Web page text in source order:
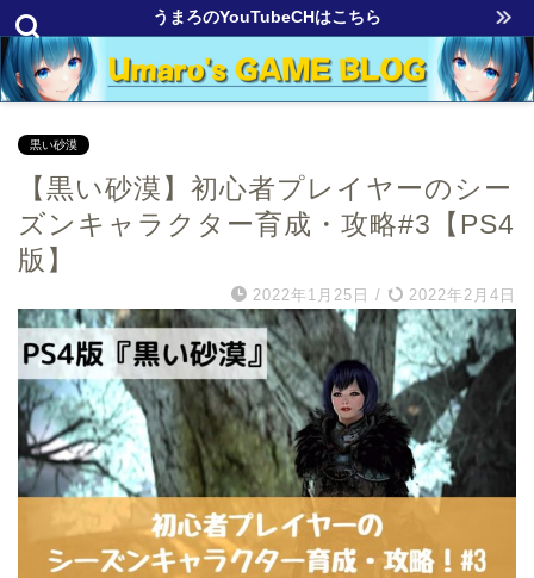
うまろのYouTubeCHはこちら
黒い砂漠
【黒い砂漠】初心者プレイヤーのシー
ズンキャラクター育成・攻略#3【PS4
版】
2022年1月25日 / 2022年2月4日